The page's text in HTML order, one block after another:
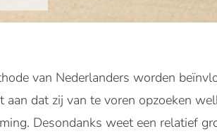
van Nederlanders worden
aan dat zij van te voren opzoeken
Desondanks weet een relatief